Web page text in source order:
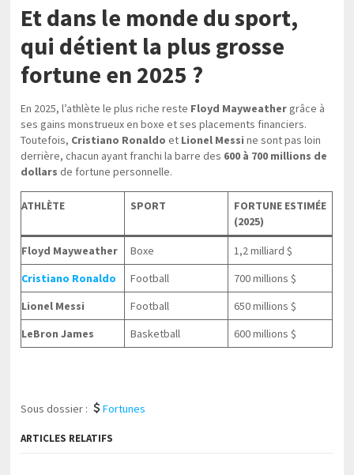
Et dans le monde du sport,
qui détient la plus grosse
fortune en 2025 ?
En 2025, l’athlète le plus riche reste Floyd Mayweather grâce à
ses gains monstrueux en boxe et ses placements financiers.
Toutefois, Cristiano Ronaldo et Lionel Messi ne sont pas loin
derrière, chacun ayant franchi la barre des 600 à 700 millions de
dollars de fortune personnelle.
ATHLÈTE SPORT
FORTUNE ESTIMÉE
(2025)
Floyd Mayweather Boxe
1,2 milliard $
Cristiano Ronaldo
Football
700 millions $
Lionel Messi
Football
650 millions $
LeBron James
Basketball 600 millions $
Sous dossier : Fortunes
ARTICLES RELATIFS